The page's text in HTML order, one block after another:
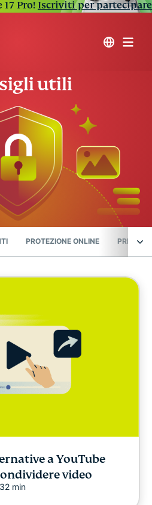
Pro! Iscriviti per partecipare
utili
PROTEZIONE ONLINE PRIVACY
a YouTube
video
32 min